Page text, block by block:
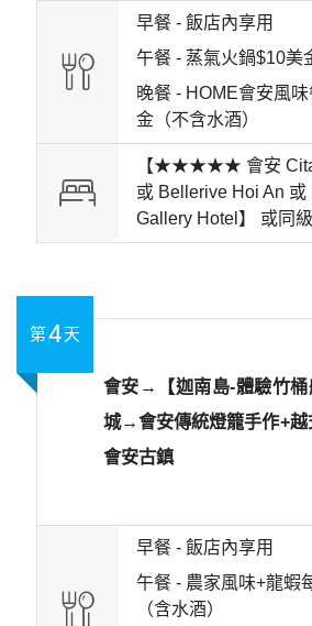
早餐 - 飯店內享用
午餐 - 蒸氣火鍋$10美
晚餐 - HOME會安風
金（不含水酒）
【★★★★★ 會安
或 Bellerive Hoi An
Gallery Hotel】 或同級
第4天
會安→【迦南島-體驗竹
城→會安傳統燈籠手作+
會安古鎮
早餐 - 飯店內享用
午餐 - 農家風味+龍蝦
（含水酒）